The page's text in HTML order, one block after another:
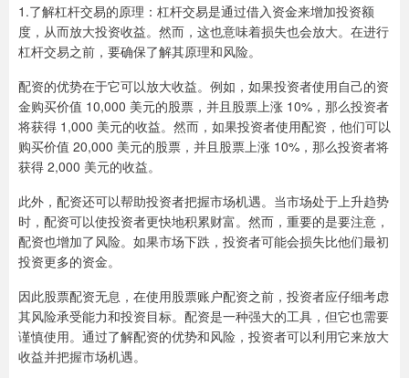
1.了解杠杆交易的原理：杠杆交易是通过借入资金来增加投资额
度，从而放大投资收益。然而，这也意味着损失也会放大。在进行
杠杆交易之前，要确保了解其原理和风险。
配资的优势在于它可以放大收益。例如，如果投资者使用自己的资
金购买价值 10,000 美元的股票，并且股票上涨 10%，那么投资者
将获得 1,000 美元的收益。然而，如果投资者使用配资，他们可以
购买价值 20,000 美元的股票，并且股票上涨 10%，那么投资者将
获得 2,000 美元的收益。
此外，配资还可以帮助投资者把握市场机遇。当市场处于上升趋势
时，配资可以使投资者更快地积累财富。然而，重要的是要注意，
配资也增加了风险。如果市场下跌，投资者可能会损失比他们最初
投资更多的资金。
因此股票配资无息，在使用股票账户配资之前，投资者应仔细考虑
其风险承受能力和投资目标。配资是一种强大的工具，但它也需要
谨慎使用。通过了解配资的优势和风险，投资者可以利用它来放大
收益并把握市场机遇。